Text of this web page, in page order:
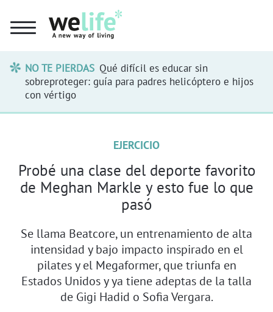
NO TE PIERDAS Qué difícil es educar sin
sobreproteger: guía para padres helicóptero e hijos
con vértigo
EJERCICIO
Probé una clase del deporte favorito
de Meghan Markle y esto fue lo que
pasó
Se llama Beatcore, un entrenamiento de alta
intensidad y bajo impacto inspirado en el
pilates y el Megaformer, que triunfa en
Estados Unidos y ya tiene adeptas de la talla
de Gigi Hadid o Sofia Vergara.